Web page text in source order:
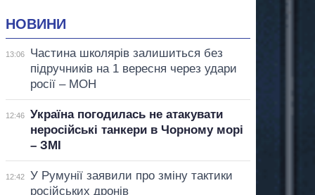
НОВИНИ
13:06
Частина школярів залишиться без
підручників на 1 вересня через удари
росії – МОН
12:46
Україна погодилась не атакувати
неросійські танкери в Чорному морі
– ЗМІ
12:42
У Румунії заявили про зміну тактики
російських дронів